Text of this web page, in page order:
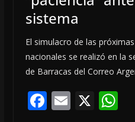
sistema
El simulacro de las
nacionales se realizó en la
de Barracas del Correo
F E X W